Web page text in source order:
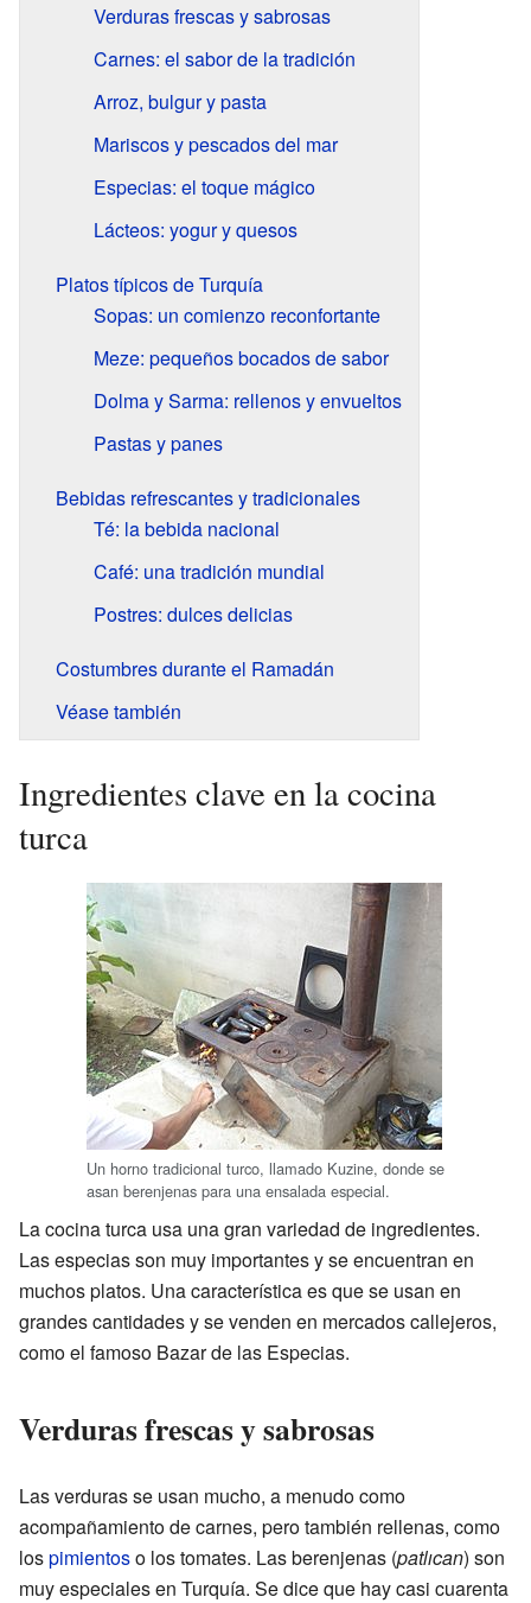
Verduras frescas y sabrosas
Carnes: el sabor de la tradición
Arroz, bulgur y pasta
Mariscos y pescados del mar
Especias: el toque mágico
Lácteos: yogur y quesos
Platos típicos de Turquía
Sopas: un comienzo reconfortante
Meze: pequeños bocados de sabor
Dolma y Sarma: rellenos y envueltos
Pastas y panes
Bebidas refrescantes y tradicionales
Té: la bebida nacional
Café: una tradición mundial
Postres: dulces delicias
Costumbres durante el Ramadán
Véase también
Ingredientes clave en la cocina
turca
Un horno tradicional turco, llamado Kuzine, donde se
asan berenjenas para una ensalada especial.
La cocina turca usa una gran variedad de ingredientes.
Las especias son muy importantes y se encuentran en
muchos platos. Una característica es que se usan en
grandes cantidades y se venden en mercados callejeros,
como el famoso Bazar de las Especias.
Verduras frescas y sabrosas
Las verduras se usan mucho, a menudo como
acompañamiento de carnes, pero también rellenas, como
lospimientoso los tomates. Las berenjenas (patlıcan) son
muy especiales en Turquía. Se dice que hay casi cuarenta